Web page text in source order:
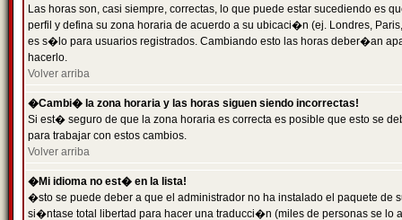
Las horas son, casi siempre, correctas, lo que puede estar sucediendo es
perfil y defina su zona horaria de acuerdo a su ubicaci�n (ej. Londres,
es s�lo para usuarios registrados. Cambiando esto las horas deber�an
hacerlo.
Volver arriba
�Cambi� la zona horaria y las horas siguen siendo incorrectas!
Si est� seguro de que la zona horaria es correcta es posible que esto se
para trabajar con estos cambios.
Volver arriba
�Mi idioma no est� en la lista!
�sto se puede deber a que el administrador no ha instalado el paquete
si�ntase total libertad para hacer una traducci�n (miles de personas se